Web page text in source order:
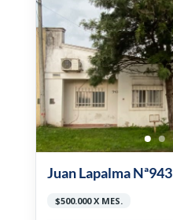
Juan Lapalma Nª943
$500.000 X MES.